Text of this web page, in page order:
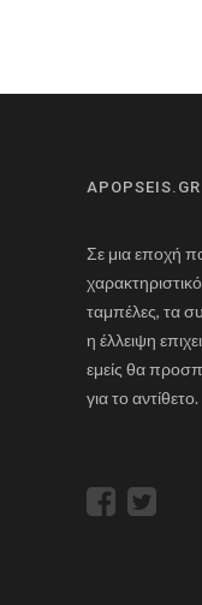
APOPSEIS.GR
Σε μια εποχή
χαρακτηριστικό
ταμπέλες, τα
η έλλειψη
εμείς θα
για το αντίθετο.